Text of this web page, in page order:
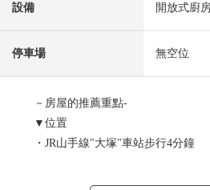
設備 開放式廚
停車場 無空位
－房屋的推薦重點-
▼位置
・JR山手線"大塚"車站步行4分鐘
・都營三田線"巢鴨"車站步行11分